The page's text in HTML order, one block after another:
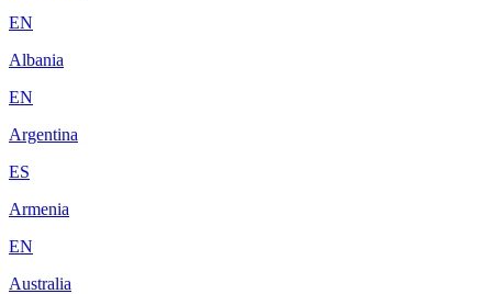
EN
Albania
EN
Argentina
ES
Armenia
EN
Australia